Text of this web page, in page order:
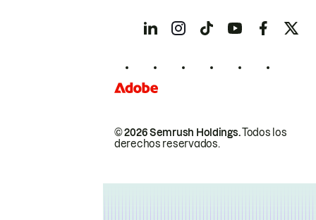
© 2026 Semrush Holdings.Todos los
derechos reservados.